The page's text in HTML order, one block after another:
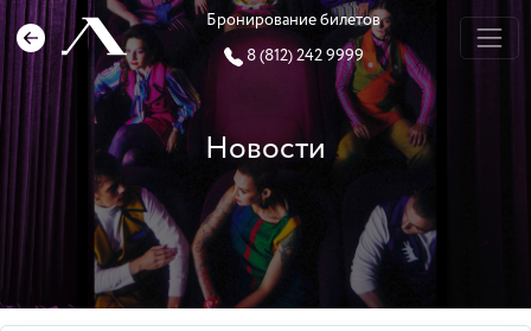
Бронирование билетов
8 (812) 242 9999
Новости